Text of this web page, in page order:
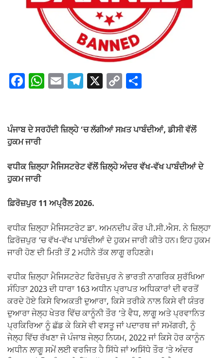
F
e
b
o
o
W
s
p
p
E T
gr
m
X C
y
n
k
e
ਪੰਜਾਬ ਦੇ ਸਰਹੱਦੀ ਜ਼ਿਲ੍ਹੇ ‘ਚ ਲੱਗੀਆਂ ਸਖ਼ਤ ਪਾਬੰਦੀਆਂ, ਡੀਸੀ ਵੱਲੋਂ
ਹੁਕਮ ਜਾਰੀ
ਵਧੀਕ ਜ਼ਿਲ੍ਹਾ ਮੈਜਿਸਟਰੇਟ ਵੱਲੋਂ ਜ਼ਿਲ੍ਹੇ ਅੰਦਰ ਵੱਖ-ਵੱਖ ਪਾਬੰਦੀਆਂ ਦੇ
ਹੁਕਮ ਜਾਰੀ
ਫ਼ਿਰੋਜ਼ਪੁਰ 11 ਅਪ੍ਰੈਲ 2026.
ਵਧੀਕ ਜ਼ਿਲ੍ਹਾ ਮੈਜਿਸਟਰੇਟ ਡਾ. ਅਮਨਦੀਪ ਕੌਰ ਪੀ.ਸੀ.ਐਸ. ਨੇ ਜ਼ਿਲ੍ਹਾ
ਫ਼ਿਰੋਜ਼ਪੁਰ ‘ਚ ਵੱਖ-ਵੱਖ ਪਾਬੰਦੀਆਂ ਦੇ ਹੁਕਮ ਜਾਰੀ ਕੀਤੇ ਹਨ। ਇਹ ਹੁਕਮ
ਜਾਰੀ ਹੋਣ ਦੀ ਮਿਤੀ ਤੋਂ 2 ਮਹੀਨੇ ਤੱਕ ਲਾਗੂ ਰਹਿਣਗੇ।
ਵਧੀਕ ਜ਼ਿਲ੍ਹਾ ਮੈਜਿਸਟਰੇਟ ਫਿਰੋਜ਼ਪੁਰ ਨੇ ਭਾਰਤੀ ਨਾਗਰਿਕ ਸੁਰੱਖਿਆ
ਸੰਹਿਤਾ 2023 ਦੀ ਧਾਰਾ 163 ਅਧੀਨ ਪ੍ਰਾਪਤ ਅਧਿਕਾਰਾਂ ਦੀ ਵਰਤੋਂ
ਕਰਦੇ ਹੋਏ ਕਿਸੇ ਵਿਅਕਤੀ ਦੁਆਰਾ, ਕਿਸੇ ਤਰੀਕੇ ਨਾਲ ਕਿਸੇ ਵੀ ਯੰਤਰ
ਦੁਆਰਾ ਜੇਲ੍ਹ ਖੇਤਰ ਵਿੱਚ ਕਾਨੂੰਨੀ ਤੌਰ ‘ਤੇ ਵੈਧ, ਲਾਗੂ ਅਤੇ ਪ੍ਰਵਾਨਿਤ
ਪ੍ਰਕਿਰਿਆ ਨੂੰ ਛੱਡ ਕੇ ਕਿਸੇ ਵੀ ਵਸਤੂ ਜਾਂ ਪਦਾਰਥ ਜਾਂ ਸਮੱਗਰੀ, ਨੂੰ
ਜੇਲ੍ਹ ਵਿੱਚ ਰੱਖਣਾ ਜੋ ਪੰਜਾਬ ਜੇਲ੍ਹ ਨਿਯਮ, 2022 ਜਾਂ ਕਿਸੇ ਹੋਰ ਕਾਨੂੰਨ
ਅਧੀਨ ਲਾਗੂ ਸਮੇਂ ਲਈ ਵਰਜਿਤ ਹੈ ਸਿੱਧੇ ਜਾਂ ਅਸਿੱਧੇ ਤੌਰ ‘ਤੇ ਅੰਦਰ